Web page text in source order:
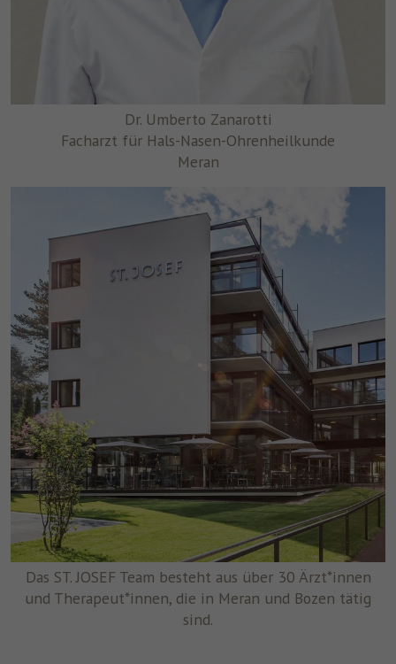
Dr. Umberto Zanarotti
Facharzt für Hals-Nasen-Ohrenheilkunde
Meran
Das ST. JOSEF Team besteht aus über 30 Ärzt*innen
und Therapeut*innen, die in Meran und Bozen tätig
sind.